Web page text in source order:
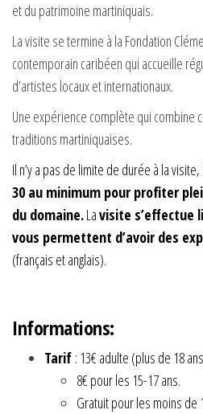
et du patrimoine martiniquais.
La visite se termine à la Fondation
contemporain caribéen qui accueille
d’artistes locaux et internationaux.
Une expérience complète qui combine
traditions martiniquaises.
Il n’y a pas de limite de durée à la
30 au minimum pour profiter
du domaine.Lavisite s’effectue
vous permettent d’avoir des
(français et anglais).
Informations:
Tarif : 13€ adulte (plus de 18
8€ pour les 15-17 ans.
Gratuit pour les moins de